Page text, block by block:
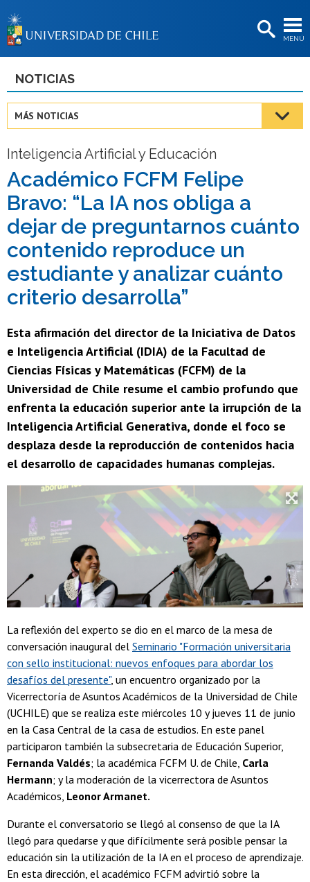
MENÚ
BIBLIOTECAS
Estudiantes
Académicas/os
Funcionarias/os
Egresadas/os
NOTICIAS
MÁS NOTICIAS
Inteligencia Artificial y Educación
Académico FCFM Felipe
Bravo: “La IA nos obliga a
dejar de preguntarnos cuánto
contenido reproduce un
estudiante y analizar cuánto
criterio desarrolla”
Esta afirmación del director de la Iniciativa de Datos
e Inteligencia Artificial (IDIA) de la Facultad de
Ciencias Físicas y Matemáticas (FCFM) de la
Universidad de Chile resume el cambio profundo que
enfrenta la educación superior ante la irrupción de la
Inteligencia Artificial Generativa, donde el foco se
desplaza desde la reproducción de contenidos hacia
el desarrollo de capacidades humanas complejas.
La reflexión del experto se dio en el marco de la mesa de
conversación inaugural del Seminario "Formación universitaria
con sello institucional: nuevos enfoques para abordar los
desafíos del presente", un encuentro organizado por la
Vicerrectoría de Asuntos Académicos de la Universidad de Chile
(UCHILE) que se realiza este miércoles 10 y jueves 11 de junio
en la Casa Central de la casa de estudios. En este panel
participaron también la subsecretaria de Educación Superior,
Fernanda Valdés; la académica FCFM U. de Chile, Carla
Hermann; y la moderación de la vicerrectora de Asuntos
Académicos, Leonor Armanet.
Durante el conversatorio se llegó al consenso de que la IA
llegó para quedarse y que difícilmente será posible pensar la
educación sin la utilización de la IA en el proceso de aprendizaje.
En esta dirección, el académico FCFM advirtió sobre la